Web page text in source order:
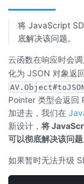
将 JavaScript
底解决该问题。
云函数在响应时会
化为 JSON 对象返
Pointer 类型会返回
加进去，我们在
新设计， 将
可以彻底解决该问题
如果暂时无法升级